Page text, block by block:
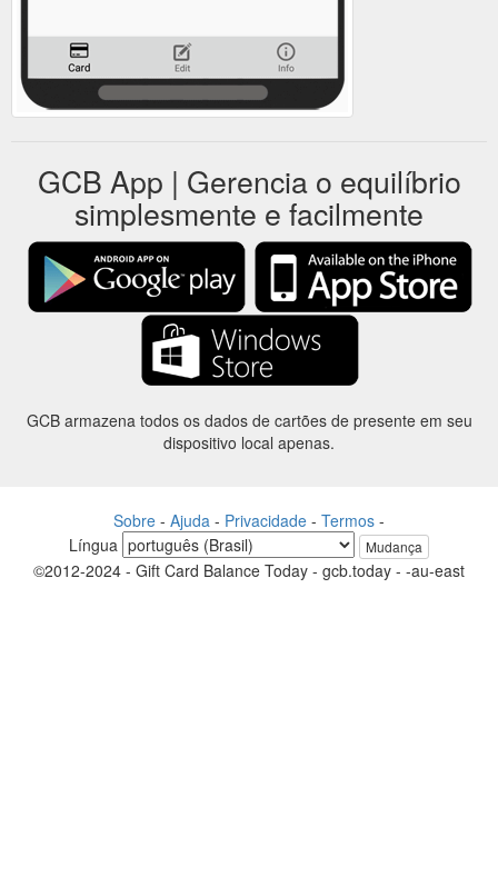
GCB App | Gerencia o equilíbrio
simplesmente e facilmente
GCB armazena todos os dados de cartões de presente em seu
dispositivo local apenas.
Sobre - Ajuda - Privacidade - Termos -
Língua
Mudança
©2012-2024 - Gift Card Balance Today - gcb.today - -au-east